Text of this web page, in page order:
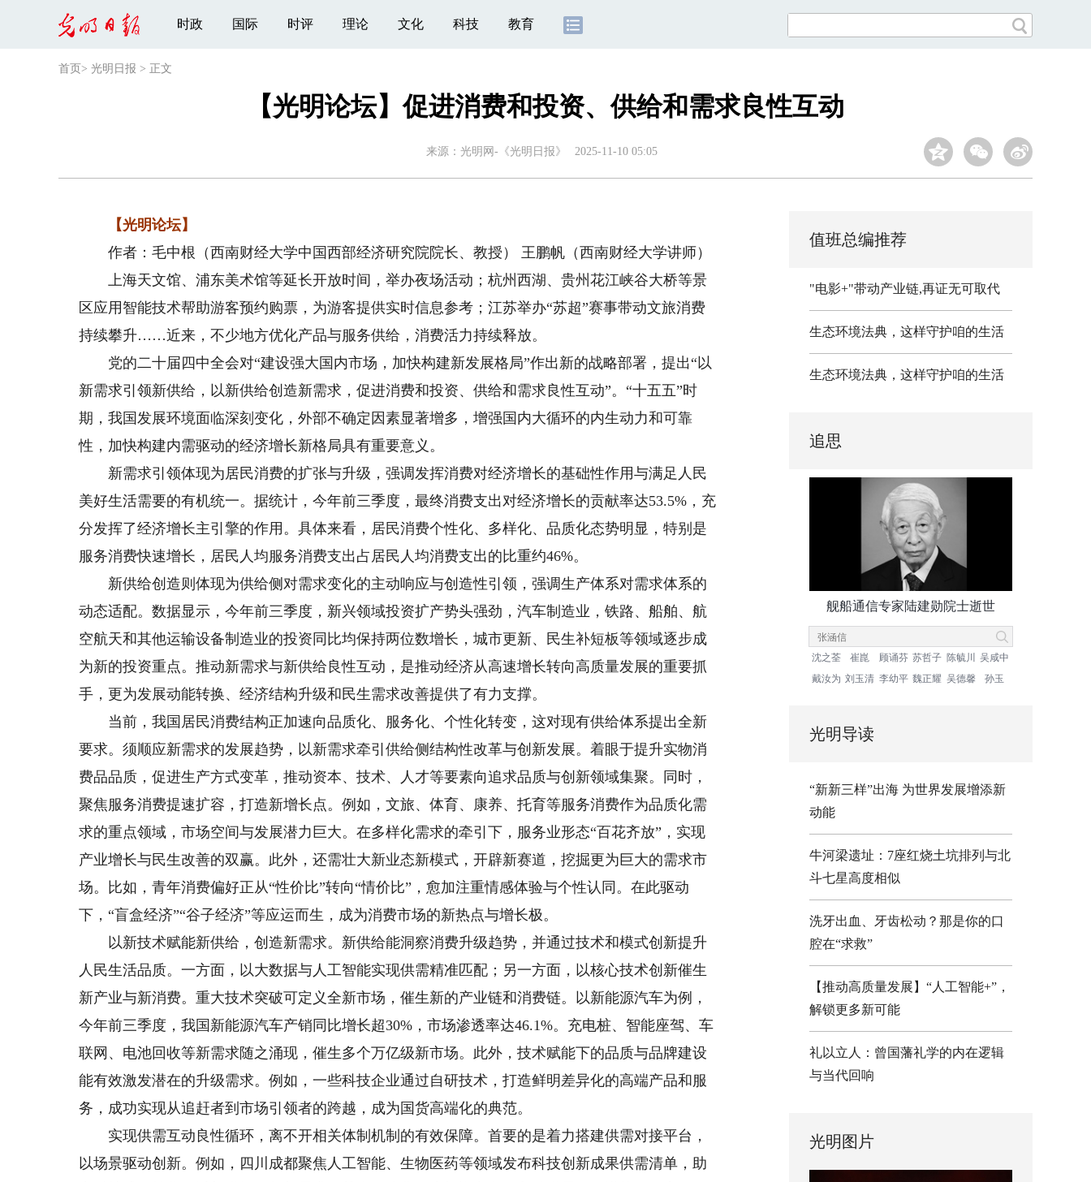
时政 国际 时评 理论 文化 科技 教育
首页 > 光明日报 > 正文
【光明论坛】促进消费和投资、供给和需求良性互动
来源： 光明网-《光明日报》 2025-11-10 05:05
【光明论坛】
作者：毛中根（西南财经大学中国西部经济研究院院长、教授） 王鹏帆（西南财经大学讲师）
上海天文馆、浦东美术馆等延长开放时间，举办夜场活动；杭州西湖、贵州花江峡谷大桥等景
区应用智能技术帮助游客预约购票，为游客提供实时信息参考；江苏举办“苏超”赛事带动文旅消费
持续攀升……近来，不少地方优化产品与服务供给，消费活力持续释放。
党的二十届四中全会对“建设强大国内市场，加快构建新发展格局”作出新的战略部署，提出“以
新需求引领新供给，以新供给创造新需求，促进消费和投资、供给和需求良性互动”。“十五五”时
期，我国发展环境面临深刻变化，外部不确定因素显著增多，增强国内大循环的内生动力和可靠
性，加快构建内需驱动的经济增长新格局具有重要意义。
新需求引领体现为居民消费的扩张与升级，强调发挥消费对经济增长的基础性作用与满足人民
美好生活需要的有机统一。据统计，今年前三季度，最终消费支出对经济增长的贡献率达53.5%，充
分发挥了经济增长主引擎的作用。具体来看，居民消费个性化、多样化、品质化态势明显，特别是
服务消费快速增长，居民人均服务消费支出占居民人均消费支出的比重约46%。
新供给创造则体现为供给侧对需求变化的主动响应与创造性引领，强调生产体系对需求体系的
动态适配。数据显示，今年前三季度，新兴领域投资扩产势头强劲，汽车制造业，铁路、船舶、航
空航天和其他运输设备制造业的投资同比均保持两位数增长，城市更新、民生补短板等领域逐步成
为新的投资重点。推动新需求与新供给良性互动，是推动经济从高速增长转向高质量发展的重要抓
手，更为发展动能转换、经济结构升级和民生需求改善提供了有力支撑。
当前，我国居民消费结构正加速向品质化、服务化、个性化转变，这对现有供给体系提出全新
要求。须顺应新需求的发展趋势，以新需求牵引供给侧结构性改革与创新发展。着眼于提升实物消
费品品质，促进生产方式变革，推动资本、技术、人才等要素向追求品质与创新领域集聚。同时，
聚焦服务消费提速扩容，打造新增长点。例如，文旅、体育、康养、托育等服务消费作为品质化需
求的重点领域，市场空间与发展潜力巨大。在多样化需求的牵引下，服务业形态“百花齐放”，实现
产业增长与民生改善的双赢。此外，还需壮大新业态新模式，开辟新赛道，挖掘更为巨大的需求市
场。比如，青年消费偏好正从“性价比”转向“情价比”，愈加注重情感体验与个性认同。在此驱动
下，“盲盒经济”“谷子经济”等应运而生，成为消费市场的新热点与增长极。
以新技术赋能新供给，创造新需求。新供给能洞察消费升级趋势，并通过技术和模式创新提升
人民生活品质。一方面，以大数据与人工智能实现供需精准匹配；另一方面，以核心技术创新催生
新产业与新消费。重大技术突破可定义全新市场，催生新的产业链和消费链。以新能源汽车为例，
今年前三季度，我国新能源汽车产销同比增长超30%，市场渗透率达46.1%。充电桩、智能座驾、车
联网、电池回收等新需求随之涌现，催生多个万亿级新市场。此外，技术赋能下的品质与品牌建设
能有效激发潜在的升级需求。例如，一些科技企业通过自研技术，打造鲜明差异化的高端产品和服
务，成功实现从追赶者到市场引领者的跨越，成为国货高端化的典范。
实现供需互动良性循环，离不开相关体制机制的有效保障。首要的是着力搭建供需对接平台，
以场景驱动创新。例如，四川成都聚焦人工智能、生物医药等领域发布科技创新成果供需清单，助
值班总编推荐
"电影+"带动产业链,再证无可取代
生态环境法典，这样守护咱的生活
生态环境法典，这样守护咱的生活
追思
舰船通信专家陆建勋院士逝世
沈之荃 崔崑 顾诵芬 苏哲子 陈毓川
吴咸中
戴汝为 刘玉清 李幼平 魏正耀 吴德馨 孙玉
光明导读
“新新三样”出海 为世界发展增添新
动能
牛河梁遗址：7座红烧土坑排列与北
斗七星高度相似
洗牙出血、牙齿松动？那是你的口
腔在“求救”
【推动高质量发展】“人工智能+”，
解锁更多新可能
礼以立人：曾国藩礼学的内在逻辑
与当代回响
光明图片